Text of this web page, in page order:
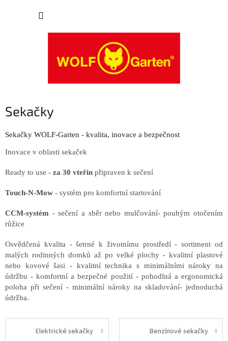
Sekačky
Sekačky WOLF-Garten - kvalita, inovace a bezpečnost
Inovace v oblasti sekaček
Ready to use - za 30 vteřin připraven k sečení
Touch-N-Mow - systém pro komfortní startování
CCM-systém - sečení a sběr nebo mulčování- pouhým otočením
růžice
Osvědčená kvalita - šetrné k životnímu prostředí - sortiment od
malých rodinných domků až po velké plochy - kvalitní plastové
nebo kovové šasi - kvalitní technika s minimálními nároky na
údržbu - komfortní a bezpečné použití - pohodlná a ergonomická
poloha při sečení - minimální nároky na skladování- jednoduchá
údržba.
Elektrické sekačky Benzínové sekačky